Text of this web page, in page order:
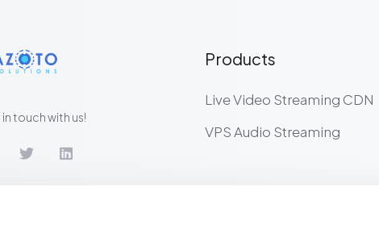
touch with us!
Products
Live Video Streaming CDN
VPS Audio Streaming